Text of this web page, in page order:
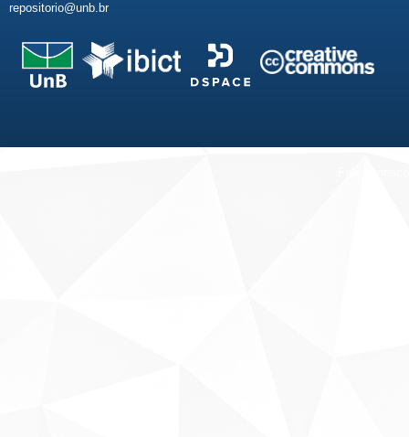
repositorio@unb.br